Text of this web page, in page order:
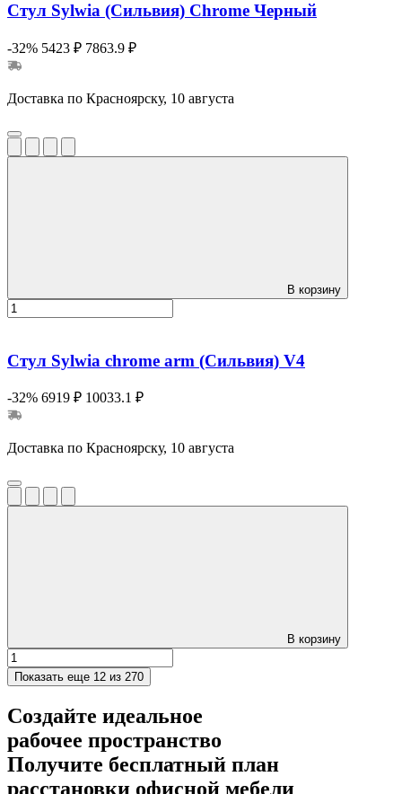
Стул Sylwia (Сильвия) Сhrome Черный
-32% 5423 ₽ 7863.9 ₽
Доставка по Красноярску, 10 августа
В корзину
Стул Sylwia chrome arm (Сильвия) V4
-32% 6919 ₽ 10033.1 ₽
Доставка по Красноярску, 10 августа
В корзину
Показать еще 12 из 270
Создайте идеальное
рабочее пространство
Получите бесплатный план
расстановки офисной мебели